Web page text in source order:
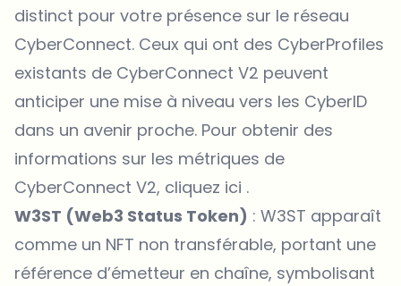
distinct pour votre présence sur le réseau
CyberConnect. Ceux qui ont des CyberProfiles
existants de CyberConnect V2 peuvent
anticiper une mise à niveau vers les CyberID
dans un avenir proche. Pour obtenir des
informations sur les métriques de
CyberConnect V2, cliquez ici .
W3ST (Web3 Status Token) : W3ST apparaît
comme un NFT non transférable, portant une
référence d’émetteur en chaîne, symbolisant